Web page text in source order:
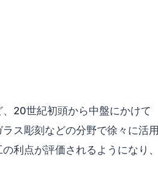
20世紀初頭から中盤にかけて
ス彫刻などの分野で徐々に活用
利点が評価されるようになり、